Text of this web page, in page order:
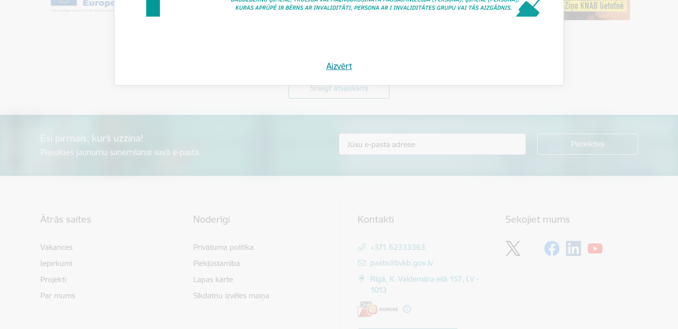
Aizvērt
Sniegt atsauksmi
Esi pirmais, kurš uzzina!
Piesakies jaunumu saņemšanai savā e-pastā.
Ātrās saites
Vakances
Iepirkumi
Projekti
Par mums
Noderīgi
Privātuma politika
Piekļūstamība
Lapas karte
Sīkdatņu izvēles maiņa
Kontakti
+371 62333363
E-pasts:
pasts@bvkb.gov.lv
Rīgā, K. Valdemāra ielā 157, LV -
1013
Sekojiet mums